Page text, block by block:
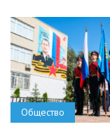
Общество